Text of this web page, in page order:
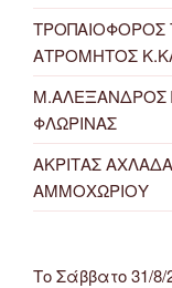
ΤΡΟΠΑΙΟΦΟΡΟΣ
ΑΤΡΟΜΗΤΟΣ
Μ.ΑΛΕΞΑΝΔΡΟΣ
ΦΛΩΡΙΝΑΣ
ΑΚΡΙΤΑΣ
ΑΜΜΟΧΩΡΙΟΥ
Το Σάββατο 31/